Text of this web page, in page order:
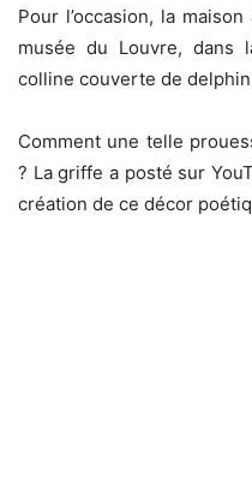
Pour l’occasion, la
musée du Louvre, dans
colline couverte de
Comment une telle
? La griffe a posté sur
création de ce décor